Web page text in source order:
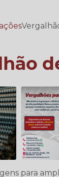
para